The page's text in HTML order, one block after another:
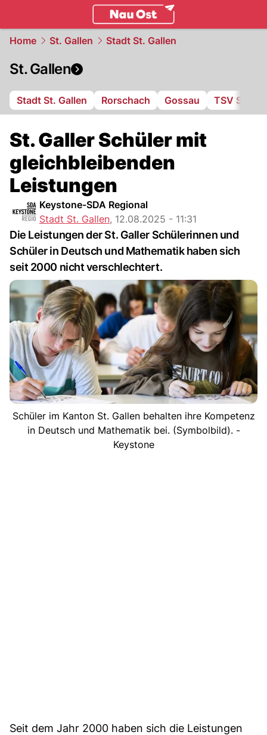
Home St. Gallen Stadt St. Gallen
St. Gallen
Stadt St. Gallen Rorschach Gossau TSV St.
St. Galler Schüler mit
gleichbleibenden
Leistungen
Keystone-SDA Regional
Stadt St. Gallen, 12.08.2025 - 11:31
Die Leistungen der St. Galler Schülerinnen und
Schüler in Deutsch und Mathematik haben sich
seit 2000 nicht verschlechtert.
Schüler im Kanton St. Gallen behalten ihre Kompetenz
in Deutsch und Mathematik bei. (Symbolbild). -
Keystone
Seit dem Jahr 2000 haben sich die Leistungen